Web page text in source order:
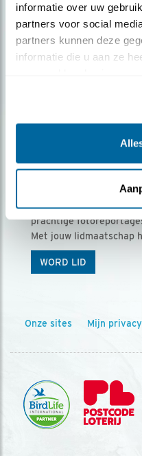
informatie over uw
partners voor social
partners kunnen deze
informatie die u aan ze
Ontvang 5 x
Vogels is het tijdschrift
prachtige
Met jouw lidmaatschap
WORD LID
Onze sites Mijn privacy